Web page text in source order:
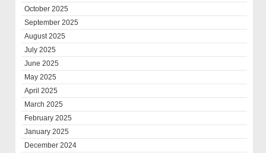
October 2025
September 2025
August 2025
July 2025
June 2025
May 2025
April 2025
March 2025
February 2025
January 2025
December 2024